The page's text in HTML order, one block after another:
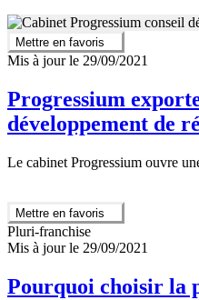
Mettre en favoris
Mis à jour le 29/09/2021
Progressium
développement de
Le cabinet Progressium ouvre
Mettre en favoris
Pluri-franchise
Mis à jour le 29/09/2021
Pourquoi choisir la